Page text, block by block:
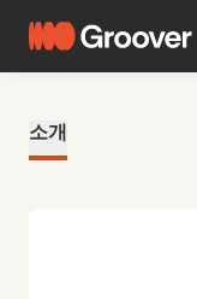
소개